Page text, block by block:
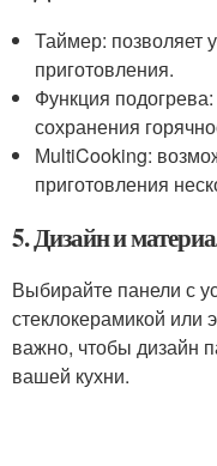
Таймер: позволяет
приготовления.
Функция
сохранения
МultiCooking:
приготовления
5. Дизайн и
Выбирайте панели с
стеклокерамикой
важно, чтобы дизайн
вашей кухни.